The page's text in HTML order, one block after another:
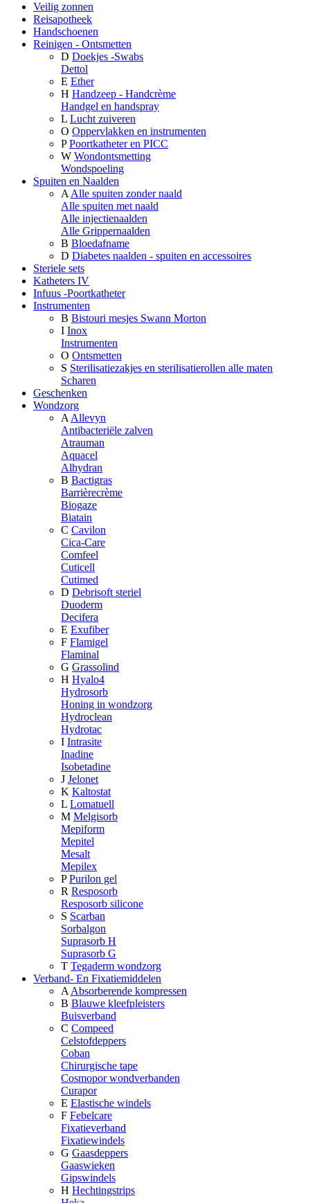
Veilig zonnen
Reisapotheek
Handschoenen
Reinigen - Ontsmetten
D Doekjes -Swabs
Dettol
E Ether
H Handzeep - Handcrème
Handgel en handspray
L Lucht zuiveren
O Oppervlakken en instrumenten
P Poortkatheter en PICC
W Wondontsmetting
Wondspoeling
Spuiten en Naalden
A Alle spuiten zonder naald
Alle spuiten met naald
Alle injectienaalden
Alle Grippernaalden
B Bloedafname
D Diabetes naalden - spuiten en accessoires
Steriele sets
Katheters IV
Infuus -Poortkatheter
Instrumenten
B Bistouri mesjes Swann Morton
I Inox
Instrumenten
O Ontsmetten
S Sterilisatiezakjes en sterilisatierollen alle maten
Scharen
Geschenken
Wondzorg
A Allevyn
Antibacteriële zalven
Atrauman
Aquacel
Alhydran
B Bactigras
Barrièrecrème
Biogaze
Biatain
C Cavilon
Cica-Care
Comfeel
Cuticell
Cutimed
D Debrisoft steriel
Duoderm
Decifera
E Exufiber
F Flamigel
Flaminal
G Grassolind
H Hyalo4
Hydrosorb
Honing in wondzorg
Hydroclean
Hydrotac
I Intrasite
Inadine
Isobetadine
J Jelonet
K Kaltostat
L Lomatuell
M Melgisorb
Mepiform
Mepitel
Mesalt
Mepilex
P Purilon gel
R Resposorb
Resposorb silicone
S Scarban
Sorbalgon
Suprasorb H
Suprasorb G
T Tegaderm wondzorg
Verband- En Fixatiemiddelen
A Absorberende kompressen
B Blauwe kleefpleisters
Buisverband
C Compeed
Celstofdeppers
Coban
Chirurgische tape
Cosmopor wondverbanden
Curapor
E Elastische windels
F Febelcare
Fixatieverband
Fixatiewindels
G Gaasdeppers
Gaaswieken
Gipswindels
H Hechtingstrips